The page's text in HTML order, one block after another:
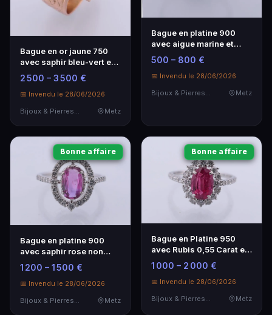
Bague en or jaune 750
avec saphir bleu-vert et
diamants
2 500 – 3 500 €
📅 Invendu le 28/06/2026
Bijoux & Pierres Précieuses
Metz
Bague en platine 900
avec aigue marine et
diamants - TDD 52
500 – 800 €
📅 Invendu le 28/06/2026
Metz
Bonne affaire
Bague en platine 900
avec saphir rose non
chauffé et diamants -
TDD 52
1 200 – 1 500 €
📅 Invendu le 28/06/2026
Bijoux & Pierres Précieuses
Metz
Bonne affaire
Bague en Platine 950
avec Rubis 0,55 Carat et
Diamants 1,57 Carat -
TDD 50
1 000 – 2 000 €
📅 Invendu le 28/06/2026
Metz